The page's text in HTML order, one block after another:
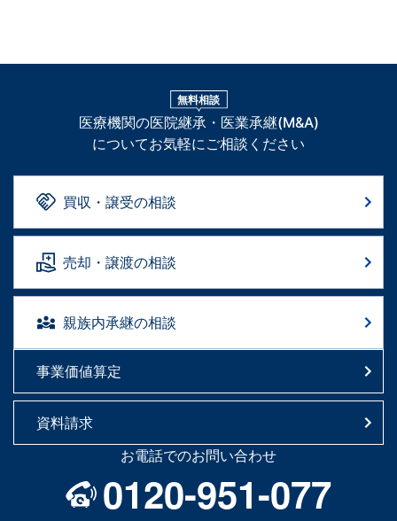
無料相談
医療機関の医院継承・医業承継(M&A)
についてお気軽にご相談ください
買収・譲受の相談
売却・譲渡の相談
親族内承継の相談
事業価値算定
資料請求
お電話でのお問い合わせ
0120-951-077